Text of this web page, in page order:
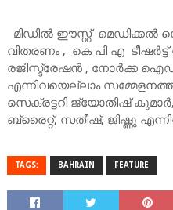
മിഡിൽ ഈസ്റ്റ് മെഡിക്കൽ
വിതരണം , കെ പി എ
രജിസ്ട്രേഷൻ , നോർക്ക
എന്നിവയെല്ലാം
സെക്രട്ടറി ജ്യോതിഷ്
ബ്രൈറ്റ്, സതീഷ്, ജിഷ്ണു
TAGS: BAHRAIN FEATURE